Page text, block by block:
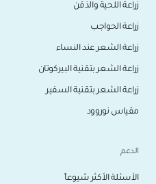
زراعة اللحية والذقن
زراعة الحواجب
زراعة الشعر عند النساء
زراعة الشعر بتقنية البيركوتان
زراعة الشعر بتقنية السفير
مقياس نوروود
الدعم
الأسئلة الأكثر شيوعاً